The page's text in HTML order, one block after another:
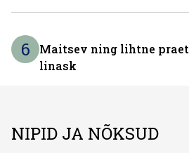
6
Maitsev ning lihtne
linask
NIPID JA NÕKSUD